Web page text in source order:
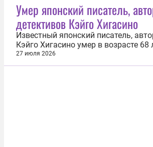
районе префектуры Кумамото...
Умер японский писатель,
детективов Кэйго Хигасино
Известный японский писатель,
Кэйго Хигасино умер в возрасте 68
издательство Kodansha. Хигасино
июля от рака толстой кишки. На
27 июля 2026